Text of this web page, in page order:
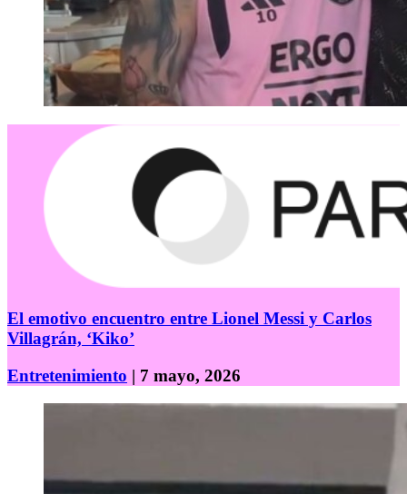
El emotivo encuentro entre Lionel Messi y Carlos
Villagrán, ‘Kiko’
Entretenimiento | 7 mayo, 2026